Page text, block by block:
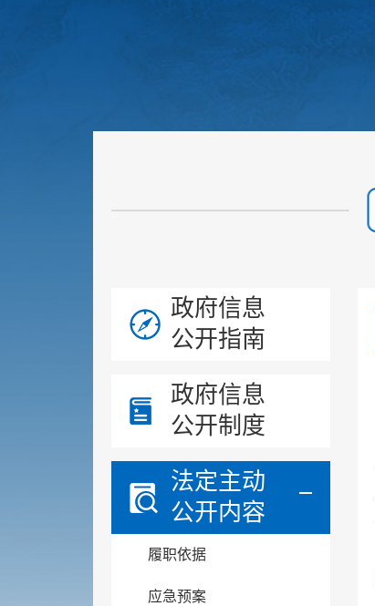
政府信息
公开指南
政府信息
公开制度
法定主动
公开内容
履职依据
应急预案